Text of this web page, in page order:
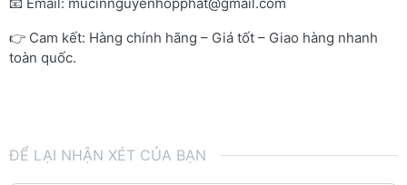
👉 Cam kết: Hàng chính hãng – Giá tốt – Giao hàng nhanh
toàn quốc.
ĐỂ LẠI NHẬN XÉT CỦA BẠN